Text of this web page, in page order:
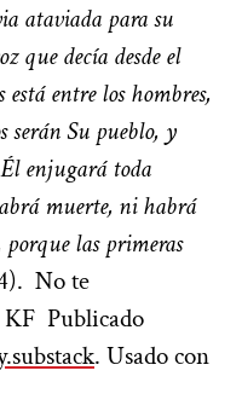
ataviada para su
que decía desde el
entre los hombres,
serán Su pueblo, y
enjugará toda
muerte, ni habrá
las primeras
No te
KF Publicado
. Usado con